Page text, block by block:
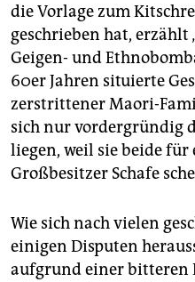
die Vorlage zum
geschrieben hat,
Geigen- und
60er Jahren situierte
zerstrittener Maori-
sich nur vordergründig
liegen, weil sie beide für
Großbesitzer Schafe
Wie sich nach vielen
einigen Disputen
aufgrund einer bitteren